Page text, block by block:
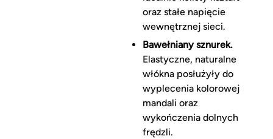
oraz stałe napięcie
wewnętrznej sieci.
Bawełniany sznurek.
Elastyczne, naturalne
włókna posłużyły do
wyplecenia kolorowej
mandali oraz
wykończenia dolnych
frędzli.